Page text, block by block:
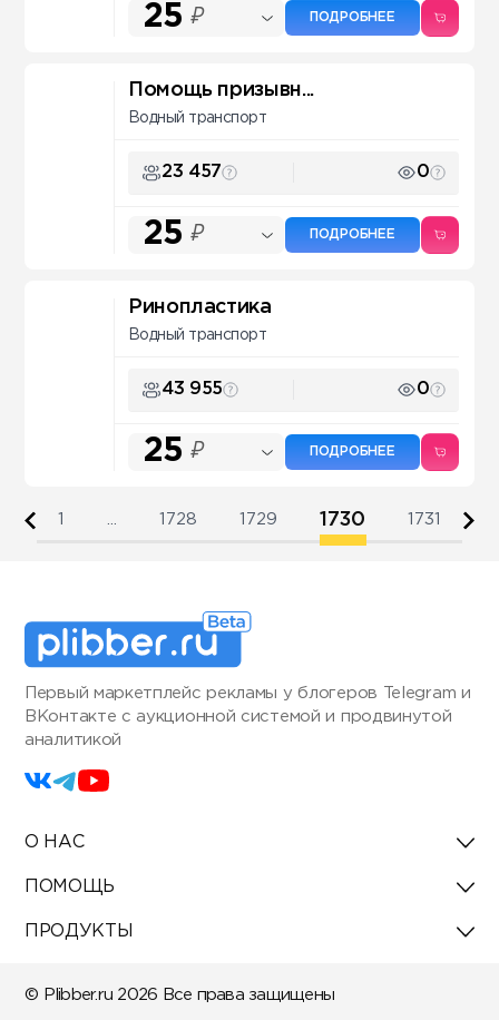
25 ₽ ПОДРОБНЕЕ
Помощь призывн...
Водный транспорт
23 457 0
25 ₽ ПОДРОБНЕЕ
Ринопластика
Водный транспорт
43 955 0
25 ₽ ПОДРОБНЕЕ
1728 1729 1730 1731
Первый маркетплейс рекламы у блогеров Telegram и
ВКонтакте с аукционной системой и продвинутой
аналитикой
О НАС
ПОМОЩЬ
ПРОДУКТЫ
© Plibber.ru 2026 Все права защищены